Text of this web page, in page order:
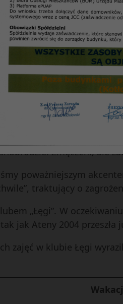
że codziennie
wybierać: zajęcia i
5 filmów w kinie (w
kilkukrotnie
pobytu nad
wcale salmonelli),
jeden w rozmowach
całodzienną wycieczkę
Zmęczeni, ale
poważniejszym
traktujący o
„Łęgi”. W
jak Ateny 2004 przeszła
zajęć w klubie Łęgi